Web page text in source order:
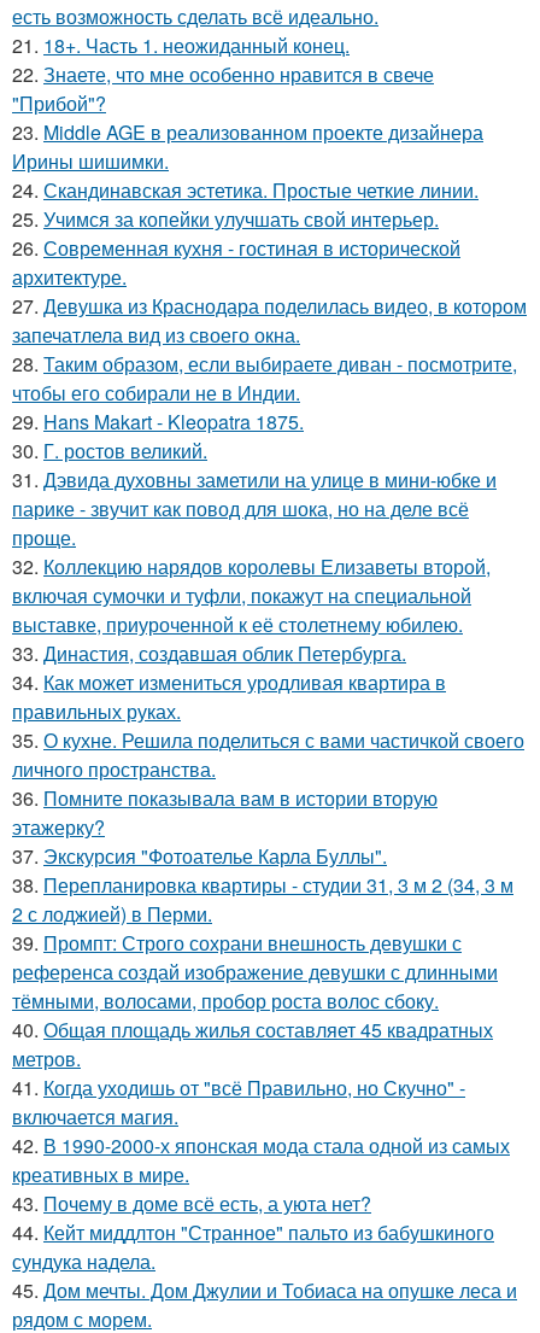
есть возможность сделать всё идеально.
21. 18+. Часть 1. неожиданный конец.
22. Знаете, что мне особенно нравится в свече
"Прибой"?
23. Middle AGE в реализованном проекте дизайнера
Ирины шишимки.
24. Скандинавская эстетика. Простые четкие линии.
25. Учимся за копейки улучшать свой интерьер.
26. Современная кухня - гостиная в исторической
архитектуре.
27. Девушка из Краснодара поделилась видео, в котором
запечатлела вид из своего окна.
28. Таким образом, если выбираете диван - посмотрите,
чтобы его собирали не в Индии.
29. Hans Makart - Kleopatra 1875.
30. Г. ростов великий.
31. Дэвида духовны заметили на улице в мини-юбке и
парике - звучит как повод для шока, но на деле всё
проще.
32. Коллекцию нарядов королевы Елизаветы второй,
включая сумочки и туфли, покажут на специальной
выставке, приуроченной к её столетнему юбилею.
33. Династия, создавшая облик Петербурга.
34. Как может измениться уродливая квартира в
правильных руках.
35. О кухне. Решила поделиться с вами частичкой своего
личного пространства.
36. Помните показывала вам в истории вторую
этажерку?
37. Экскурсия "Фотоателье Карла Буллы".
38. Перепланировка квартиры - студии 31, 3 м 2 (34, 3 м
2 с лоджией) в Перми.
39. Промпт: Строго сохрани внешность девушки с
референса создай изображение девушки с длинными
тёмными, волосами, пробор роста волос сбоку.
40. Общая площадь жилья составляет 45 квадратных
метров.
41. Когда уходишь от "всё Правильно, но Скучно" -
включается магия.
42. В 1990-2000-х японская мода стала одной из самых
креативных в мире.
43. Почему в доме всё есть, а уюта нет?
44. Кейт миддлтон "Странное" пальто из бабушкиного
сундука надела.
45. Дом мечты. Дом Джулии и Тобиаса на опушке леса и
рядом с морем.